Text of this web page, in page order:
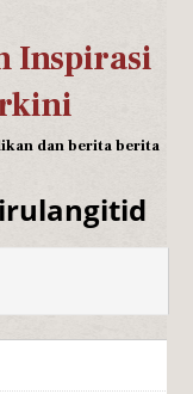
Inspirasi
dan berita berita